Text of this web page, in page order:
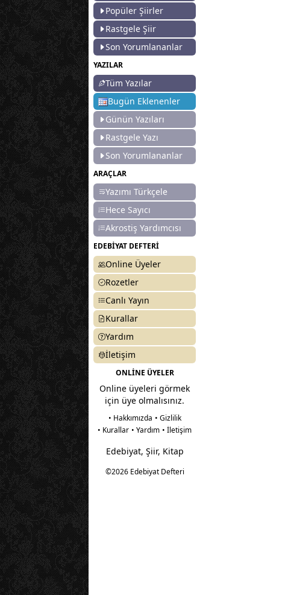
Popüler Şiirler
Rastgele Şiir
Son Yorumlananlar
YAZILAR
Tüm Yazılar
Bugün Eklenenler
Günün Yazıları
Rastgele Yazı
Son Yorumlananlar
ARAÇLAR
Yazımı Türkçele
Hece Sayıcı
Akrostiş Yardımcısı
EDEBİYAT DEFTERİ
Online Üyeler
Rozetler
Canlı Yayın
Kurallar
Yardım
İletişim
ONLİNE ÜYELER
Online üyeleri görmek
için üye olmalısınız.
• Hakkımızda • Gizlilik
• Kurallar • Yardım • İletişim
Edebiyat, Şiir, Kitap
©2026 Edebiyat Defteri